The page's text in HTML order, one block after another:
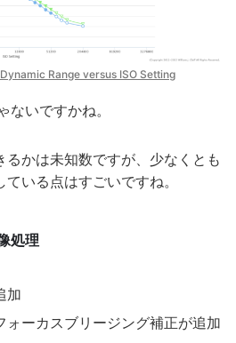
Range versus ISO Setting
ないですかね。
かは未知数ですが、少なくとも
いる点はすごいですね。
処理
加
ォーカスブリージング補正が追加